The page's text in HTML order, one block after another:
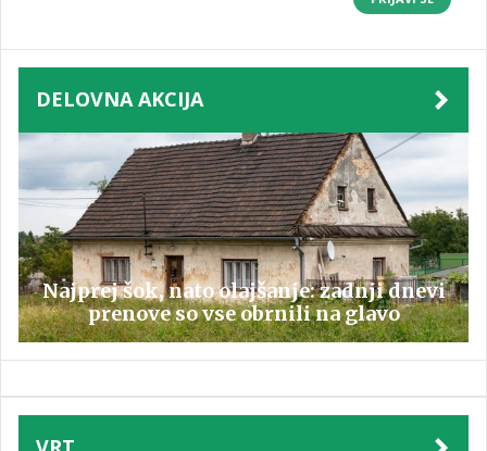
DELOVNA AKCIJA
Najprej šok, nato olajšanje: zadnji dnevi
prenove so vse obrnili na glavo